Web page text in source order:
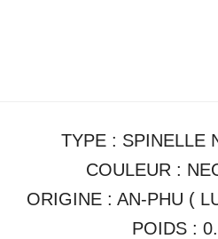
TYPE : SPINELLE
COULEUR :
ORIGINE : AN-PHU (
POIDS :